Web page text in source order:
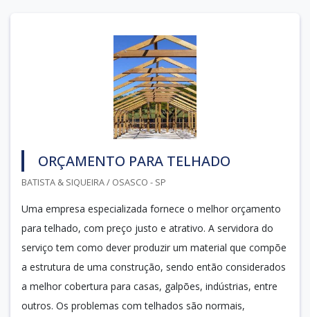
ORÇAMENTO PARA TELHADO
BATISTA & SIQUEIRA / OSASCO - SP
Uma empresa especializada fornece o melhor orçamento
para telhado, com preço justo e atrativo. A servidora do
serviço tem como dever produzir um material que compõe
a estrutura de uma construção, sendo então considerados
a melhor cobertura para casas, galpões, indústrias, entre
outros. Os problemas com telhados são normais,